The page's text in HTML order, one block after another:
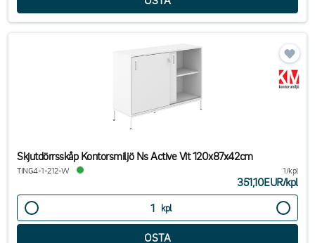
Skjutdörrsskåp Kontorsmiljö Ns Active Vit 120x87x42cm
TING4-1-212-W 1/kpl
351,10EUR/kpl
kpl